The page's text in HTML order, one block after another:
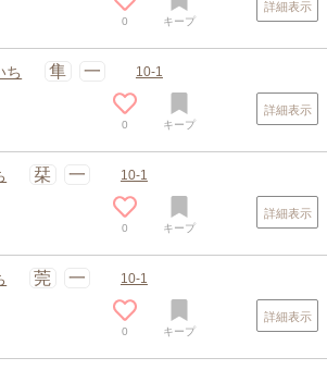
0 キープ
詳細表示
ち 隼 一 10-1
0 キープ
詳細表示
栞 一 10-1
0 キープ
詳細表示
莞 一 10-1
0 キープ
詳細表示